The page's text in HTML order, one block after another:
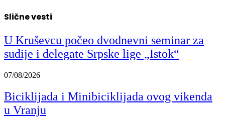
Slične vesti
U Kruševcu počeo dvodnevni seminar za
sudije i delegate Srpske lige „Istok“
07/08/2026
Biciklijada i Minibiciklijada ovog vikenda
u Vranju